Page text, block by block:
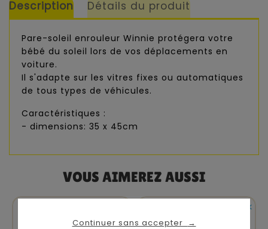
Continuer sans accepter →
Description Détails du produit
Pare-soleil enrouleur Winnie protégera votre
bébé du soleil lors de vos déplacements en
voiture.
Il s'adapte sur les vitres fixes ou automatiques
de tous types de véhicules.
Caractéristiques :
- dimensions: 35 x 45cm
VOUS AIMEREZ AUSSI
En stock